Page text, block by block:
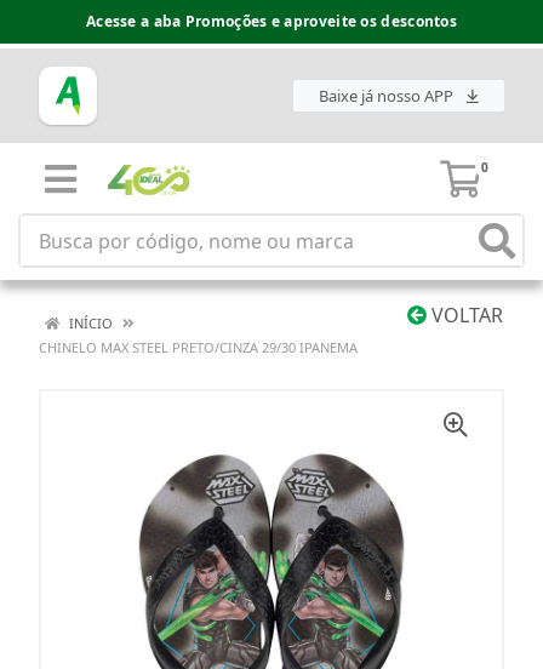
Acesse a aba Promoções e aproveite os descontos
Baixe já nosso APP
0
VOLTAR
INÍCIO
CHINELO MAX STEEL PRETO/CINZA 29/30 IPANEMA